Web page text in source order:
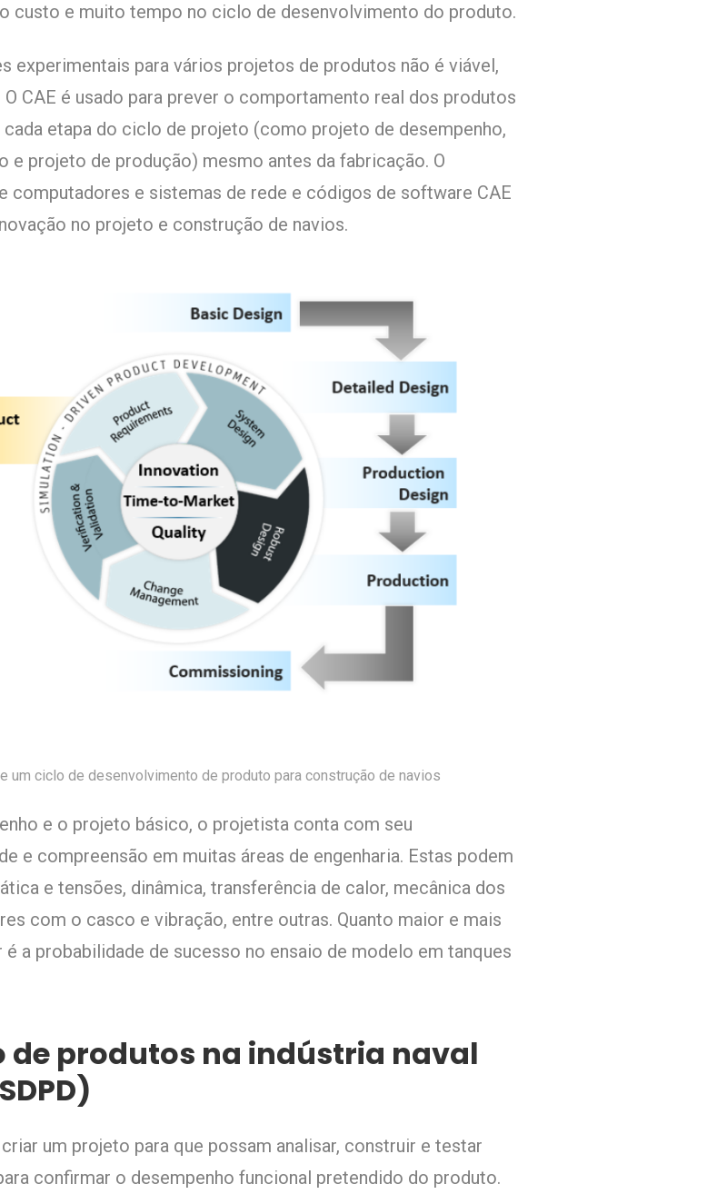
custo e muito tempo no ciclo de desenvolvimento do produto.
experimentais para vários projetos de produtos não é viável,
CAE é usado para prever o comportamento real dos produtos
etapa do ciclo de projeto (como projeto de desempenho,
e projeto de produção) mesmo antes da fabricação. O
computadores e sistemas de rede e códigos de software CAE
no projeto e construção de navios.
um ciclo de desenvolvimento de produto para construção de navios
e o projeto básico, o projetista conta com seu
e compreensão em muitas áreas de engenharia. Estas podem
e tensões, dinâmica, transferência de calor, mecânica dos
com o casco e vibração, entre outras. Quanto maior e mais
a probabilidade de sucesso no ensaio de modelo em tanques
de produtos na indústria naval
um projeto para que possam analisar, construir e testar
confirmar o desempenho funcional pretendido do produto.